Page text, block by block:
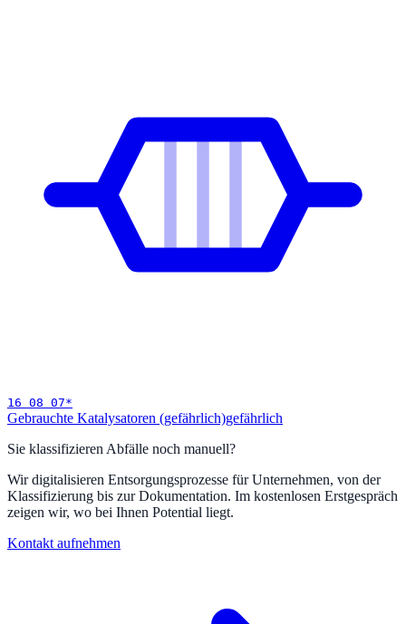
16 08 07*
Gebrauchte Katalysatoren (gefährlich)gefährlich
Sie klassifizieren Abfälle noch manuell?
Wir digitalisieren Entsorgungsprozesse für Unternehmen, von der
Klassifizierung bis zur Dokumentation. Im kostenlosen Erstgespräch
zeigen wir, wo bei Ihnen Potential liegt.
Kontakt aufnehmen